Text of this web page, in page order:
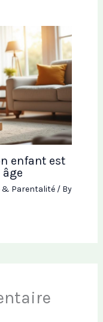
enfant est
& Parentalité/ By